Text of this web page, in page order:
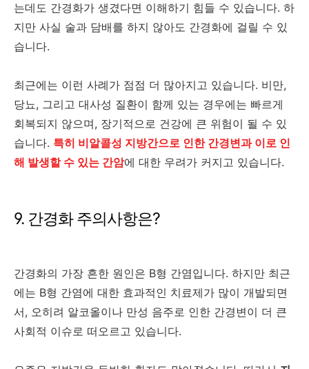
는데도 간경화가 생겼다면 이해하기 힘들 수 있습니다. 하
지만 사실 술과 담배를 하지 않아도 간경화에 걸릴 수 있
습니다.
최근에는 이런 사례가 점점 더 많아지고 있습니다. 비만,
당뇨, 그리고 대사성 질환이 함께 있는 경우에는 빠르게
회복되지 않으며, 장기적으로 건강에 큰 위험이 될 수 있
습니다. 특히 비알콜성 지방간으로 인한 간경변과 이로 인
해 발생할 수 있는 간암에 대한 우려가 커지고 있습니다.
9. 간경화 주의사항은?
간경화의 가장 흔한 원인은 B형 간염입니다. 하지만 최근
에는 B형 간염에 대한 효과적인 치료제가 많이 개발되면
서, 오히려 알코올이나 만성 음주로 인한 간경변이 더 큰
사회적 이슈로 떠오르고 있습니다.